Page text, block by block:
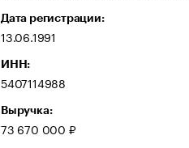
Дата регистрации:
13.06.1991
ИНН:
5407114988
Выручка:
73 670 000 ₽